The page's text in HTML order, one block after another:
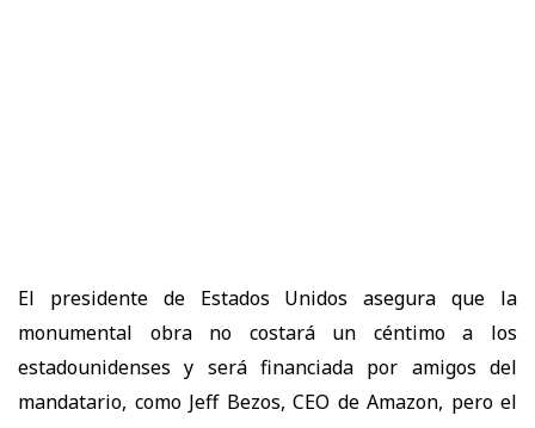
El presidente de Estados Unidos asegura que la
monumental obra no costará un céntimo a los
estadounidenses y será financiada por amigos del
mandatario, como Jeff Bezos, CEO de Amazon, pero el